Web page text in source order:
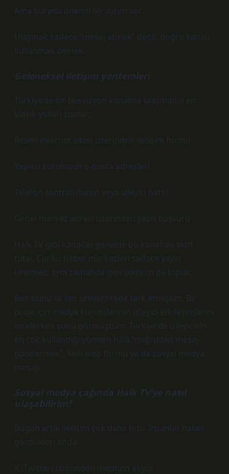
Ama burada önemli bir ayrım var:
Ulaşmak sadece “mesaj atmak” değil, doğru kanalı
kullanmak demek.
Geleneksel iletişim yöntemleri
Türkiye’de bir televizyon kanalına ulaşmanın en
klasik yolları şunlar:
Resmi internet sitesi üzerinden iletişim formu
Yayıncı kuruluşun e-posta adresleri
Telefon santrali (basın veya izleyici hattı)
Genel merkez adresi üzerinden yazılı başvuru
Halk TV gibi kanallar genelde bu kanalları aktif
tutar. Çünkü haber merkezleri sadece yayın
üretmez, aynı zamanda geri bildirim de toplar.
Ben bunu ilk kez üniversitede fark etmiştim. Bir
proje için medya kurumlarının izleyici etkileşimlerini
incelerken şunu görmüştüm: Türkiye’de izleyicinin
en çok kullandığı yöntem hâlâ “doğrudan mesaj
göndermek”. Yani web formu ya da sosyal medya
mesajı.
Sosyal medya çağında Halk TV’ye nasıl
ulaşabilirim?
Bugün artık iletişim çok daha hızlı. İnsanlar haber
gördükleri anda:
X (Twitter) üzerinden mention atıyor